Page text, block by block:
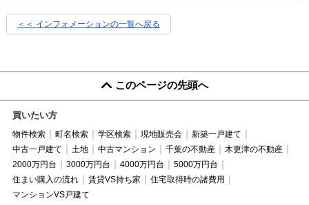
＜＜ インフォメーションの一覧へ戻る
このページの先頭へ
買いたい方
物件検索 町名検索 学区検索 現地販売会
新築一戸建て
中古一戸建て
土地 中古マンション 千葉の不動産
木更津の不動産
2000万円台
3000万円台 4000万円台
5000万円台
住まい購入の流れ
賃貸VS持ち家
住宅取得時の諸費用
マンションVS戸建て